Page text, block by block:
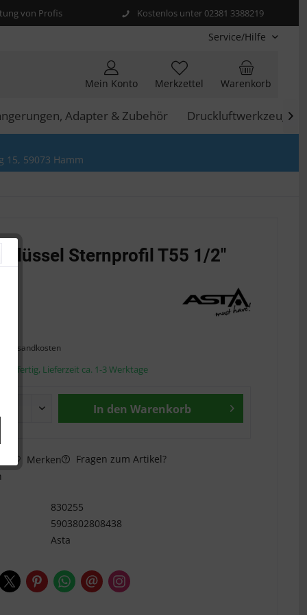
von Profis Kostenlos unter 02381 3388219
Service/Hilfe
Warenkorb
Merkzettel
Mein Konto
Adapter & Zubehör Druckluftwerkzeuge

15, 59073 Hamm
Sternprofil T55 1/2"
Versandkosten
Lieferzeit ca. 1-3 Werktage
In den Warenkorb
Merken
Fragen zum Artikel?
830255
5903802808438
Asta